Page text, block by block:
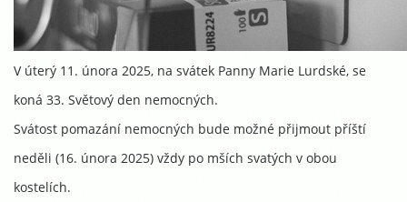
V úterý 11. února 2025, na svátek Panny Marie Lurdské, se
koná 33. Světový den nemocných.
Svátost pomazání nemocných bude možné přijmout příští
neděli (16. února 2025) vždy po mších svatých v obou
kostelích.